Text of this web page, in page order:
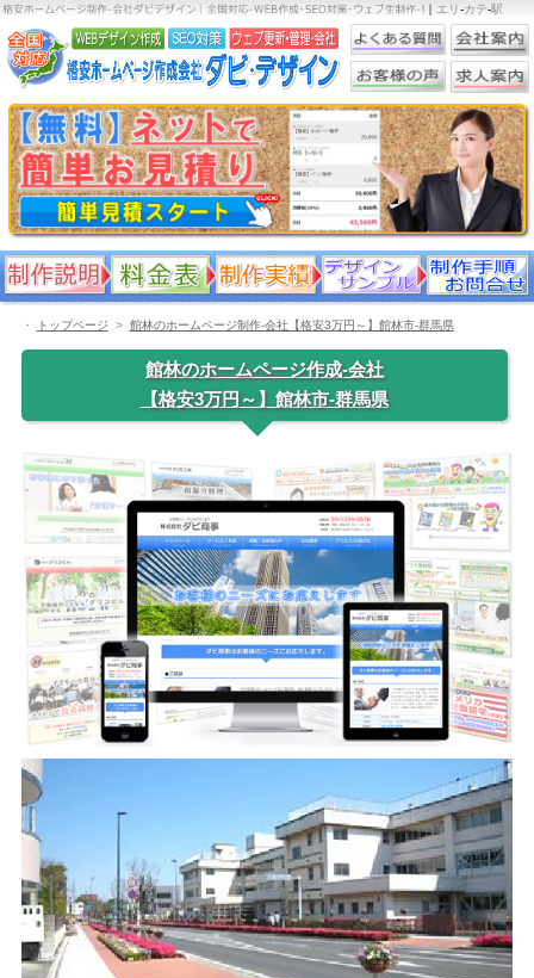
｜ エリ-カテ-駅
・ トップページ 館林のホームページ制作-会社【格安3万円～】館林市-群馬県
館林のホームページ作成-会社
【格安3万円～】館林市-群馬県